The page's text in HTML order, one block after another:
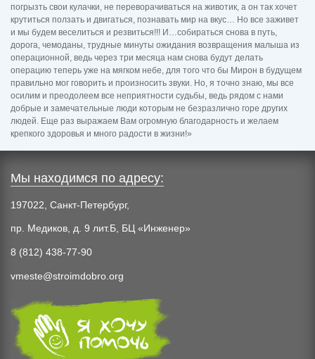
погрызть свои кулачки, не переворачиваться на животик, а он так хочет
крутиться ползать и двигаться, познавать мир на вкус… Но все заживет
и мы будем веселиться и резвиться!!! И…собираться снова в путь,
дорога, чемоданы, трудные минуты ожидания возвращения малыша из
операционной, ведь через три месяца нам снова будут делать
операцию теперь уже на мягком небе, для того что бы Мирон в будущем
правильно мог говорить и произносить звуки. Но, я точно знаю, мы все
осилим и преодолеем все неприятности судьбы, ведь рядом с нами
добрые и замечательные люди которым не безразлично горе других
людей. Еще раз выражаем Вам огромную благодарность и желаем
крепкого здоровья и много радости в жизни!»
Мы находимся по адресу:
197022, Санкт-Петербург,
пр. Медиков, д. 9 лит.Б, БЦ «Инженер»
8 (812) 438-77-90
vmeste@stroimdobro.org